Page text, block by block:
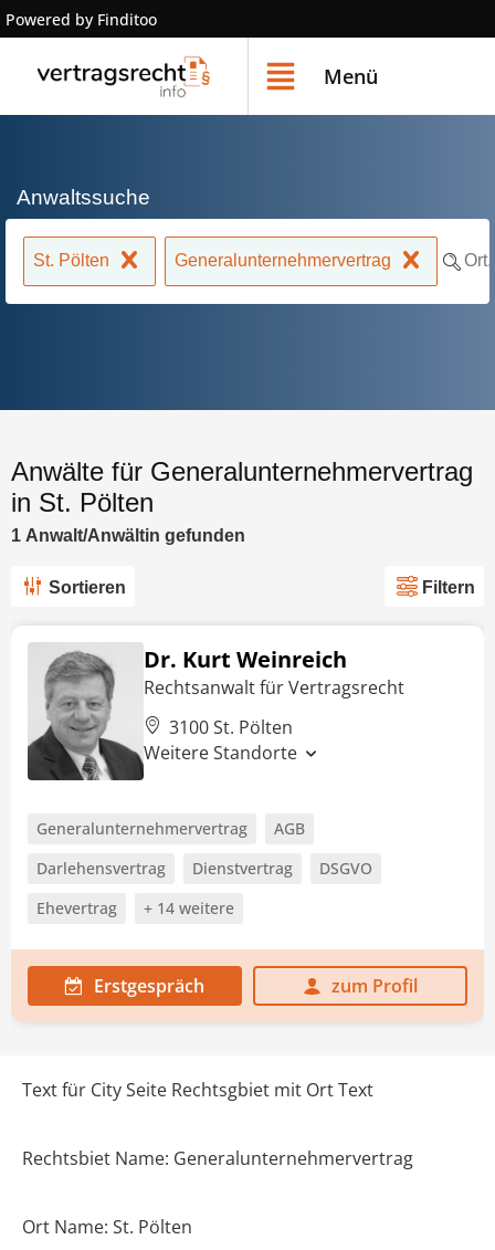
Powered by Finditoo
Menü
Anwaltssuche
St. Pölten Generalunternehmervertrag
Anwälte für Generalunternehmervertrag
in St. Pölten
1 Anwalt/Anwältin gefunden
Sortieren Filtern
Dr. Kurt Weinreich
Rechtsanwalt für Vertragsrecht
3100 St. Pölten
Weitere Standorte
Generalunternehmervertrag
AGB
Darlehensvertrag
Dienstvertrag
DSGVO
Ehevertrag
+ 14 weitere
Erstgespräch zum Profil
Text für City Seite Rechtsgbiet mit Ort Text
Rechtsbiet Name: Generalunternehmervertrag
Ort Name: St. Pölten